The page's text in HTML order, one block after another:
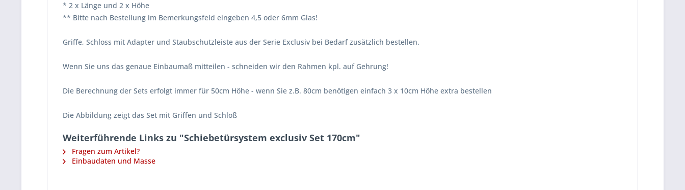
* 2 x Länge und 2 x Höhe
** Bitte nach Bestellung im Bemerkungsfeld eingeben 4,5 oder 6mm Glas!
Griffe, Schloss mit Adapter und Staubschutzleiste aus der Serie Exclusiv bei Bedarf zusätzlich bestellen.
Wenn Sie uns das genaue Einbaumaß mitteilen - schneiden wir den Rahmen kpl. auf Gehrung!
Die Berechnung der Sets erfolgt immer für 50cm Höhe - wenn Sie z.B. 80cm benötigen einfach 3 x 10cm Höhe extra bestellen
Die Abbildung zeigt das Set mit Griffen und Schloß
Weiterführende Links zu "Schiebetürsystem exclusiv Set 170cm"
Fragen zum Artikel?
Einbaudaten und Masse